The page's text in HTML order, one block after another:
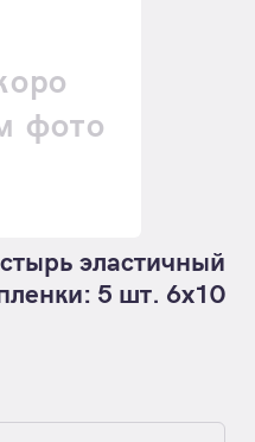
фото
эластичный
5 шт. 6х10